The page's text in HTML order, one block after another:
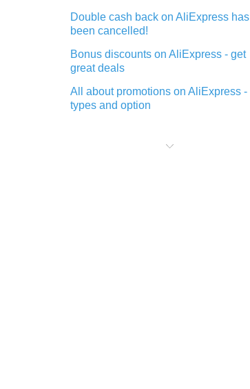
Double cash back on AliExpress has
been cancelled!
Bonus discounts on AliExpress - get
great deals
All about promotions on AliExpress -
types and option
purchases on AliExpress - short and